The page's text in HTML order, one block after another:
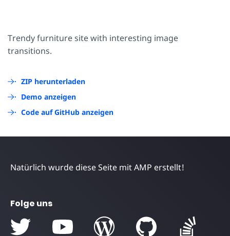
Trendy furniture site with interesting image
transitions.
ZIP herunterladen
Demo anzeigen
Code auf GitHub anzeigen
Natürlich wurde diese Seite mit AMP erstellt!
Folge uns